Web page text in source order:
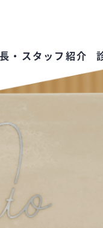
・スタッフ紹介